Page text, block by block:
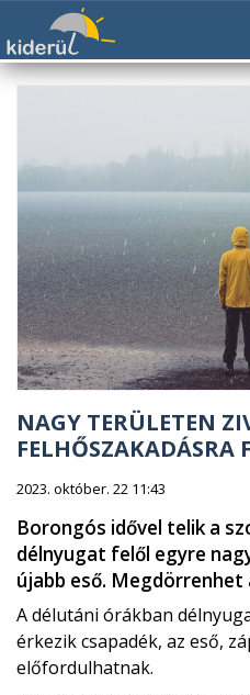
NAGY TERÜLETEN
FELHŐSZAKADÁSRA
2023. október. 22 11:43
Borongós idővel telik a
délnyugat felől egyre
újabb eső. Megdörrenhet
A délutáni órákban
érkezik csapadék, az eső,
előfordulhatnak.